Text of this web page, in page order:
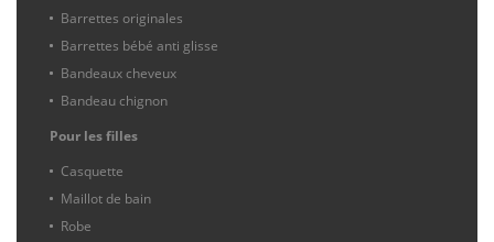
Barrettes originales
Barrettes bébé anti glisse
Bandeaux cheveux
Bandeau chignon
Pour les filles
Casquette
Maillot de bain
Robe